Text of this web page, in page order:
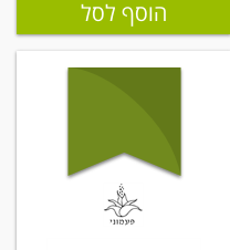
הוסף לסל